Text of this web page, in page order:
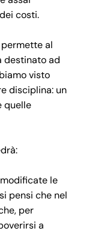
costi.
al
destinato ad
visto
disciplina: un
quelle
le
pensi che nel
per
a